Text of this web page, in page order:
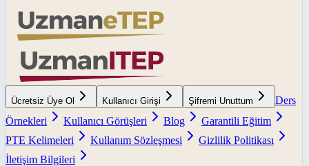
Ücretsiz Üye Ol Kullanıcı Girişi Şifremi Unuttum
Ders
Örnekleri
Kullanıcı Görüşleri Blog
Garantili Eğitim
PTE Kelimeleri
Kullanım Sözleşmesi
Gizlilik Politikası
İletişim Bilgileri